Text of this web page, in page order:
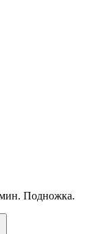
Подножка.